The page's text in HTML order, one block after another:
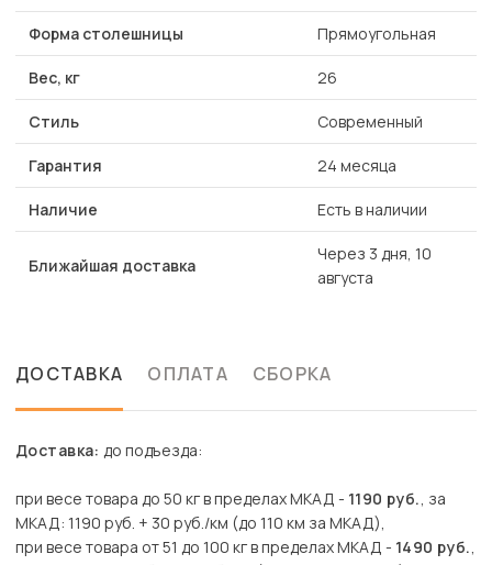
Форма столешницы Прямоугольная
Вес, кг 26
Стиль Современный
Гарантия 24 месяца
Наличие Есть в наличии
Ближайшая доставка
Через 3 дня, 10
августа
ДОСТАВКА ОПЛАТА СБОРКА
Доставка: до подъезда:
при весе товара до 50 кг в пределах МКАД - 1190 руб., за
МКАД: 1190 руб. + 30 руб./км (до 110 км за МКАД),
при весе товара от 51 до 100 кг в пределах МКАД - 1490 руб.,